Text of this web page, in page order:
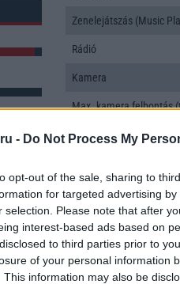
- Do Not Process My
opt-out of the sale, sharing to
for targeted advertising
selection. Please note that after
interest-based ads based on
to third parties prior to
of your personal information
This information may also be
Zenelejátszás (Music
Rádió
Kamera
Max. kamera felbontás
MEMÓRIA ÉS
Telefonkönyv db
Min. memória
Min. háttértár